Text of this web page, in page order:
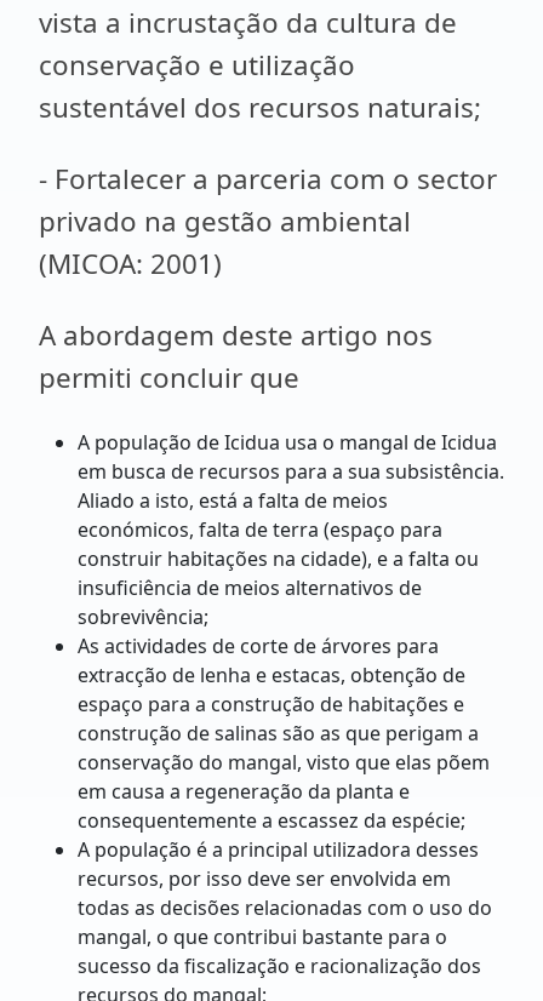
vista a incrustação da cultura de
conservação e utilização
sustentável dos recursos naturais;
- Fortalecer a parceria com o sector
privado na gestão ambiental
(MICOA: 2001)
A abordagem deste artigo nos
permiti concluir que
A população de Icidua usa o mangal de Icidua
em busca de recursos para a sua subsistência.
Aliado a isto, está a falta de meios
económicos, falta de terra (espaço para
construir habitações na cidade), e a falta ou
insuficiência de meios alternativos de
sobrevivência;
As actividades de corte de árvores para
extracção de lenha e estacas, obtenção de
espaço para a construção de habitações e
construção de salinas são as que perigam a
conservação do mangal, visto que elas põem
em causa a regeneração da planta e
consequentemente a escassez da espécie;
A população é a principal utilizadora desses
recursos, por isso deve ser envolvida em
todas as decisões relacionadas com o uso do
mangal, o que contribui bastante para o
sucesso da fiscalização e racionalização dos
recursos do mangal;